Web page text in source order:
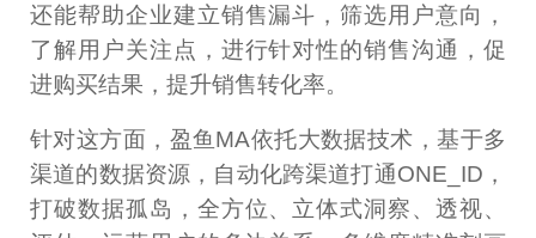
还能帮助企业建立销售漏斗，筛选用户意向，
了解用户关注点，进行针对性的销售沟通，促
进购买结果，提升销售转化率。
针对这方面，盈鱼MA依托大数据技术，基于多
渠道的数据资源，自动化跨渠道打通ONE_ID，
打破数据孤岛，全方位、立体式洞察、透视、